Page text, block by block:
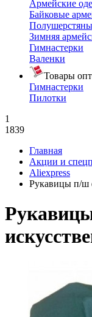
Армейские
Байковые
Зимняя
Гимнастерки
Валенки
Товары
Гимнастерки
Пилотки
1
1839
Главная
Акции и
Aliexpress
Рукавицы п/ш